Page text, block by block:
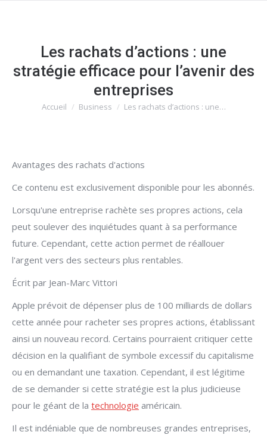
Les rachats d’actions : une
stratégie efficace pour l’avenir des
entreprises
Vous êtes ici :
Accueil Business Les rachats d’actions : une…
Avantages des rachats d'actions
Ce contenu est exclusivement disponible pour les abonnés.
Lorsqu'une entreprise rachète ses propres actions, cela
peut soulever des inquiétudes quant à sa performance
future. Cependant, cette action permet de réallouer
l'argent vers des secteurs plus rentables.
Écrit par Jean-Marc Vittori
Apple prévoit de dépenser plus de 100 milliards de dollars
cette année pour racheter ses propres actions, établissant
ainsi un nouveau record. Certains pourraient critiquer cette
décision en la qualifiant de symbole excessif du capitalisme
ou en demandant une taxation. Cependant, il est légitime
de se demander si cette stratégie est la plus judicieuse
pour le géant de la technologie américain.
Il est indéniable que de nombreuses grandes entreprises,